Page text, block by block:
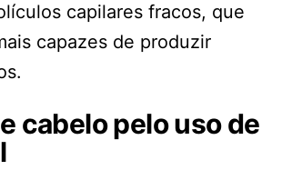
capilares fracos, que
capazes de produzir
cabelo pelo uso de